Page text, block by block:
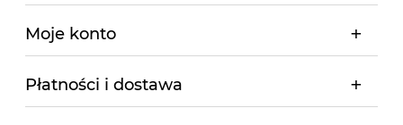
Moje konto
Płatności i dostawa